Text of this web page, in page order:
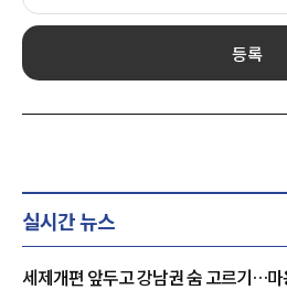
등록
실시간 뉴스
세제개편 앞두고 강남권 숨 고르기…마